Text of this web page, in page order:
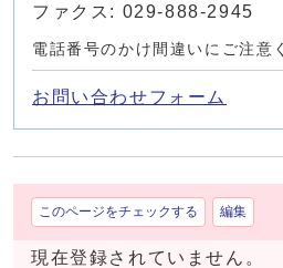
ファクス: 029-888-2945
電話番号のかけ間違いにご注意
お問い合わせフォーム
このページをチェックする 編集
現在登録されていません。